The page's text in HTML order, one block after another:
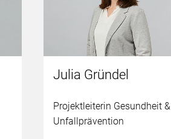
Julia Gründel
Projektleiterin Gesundheit &
Unfallprävention